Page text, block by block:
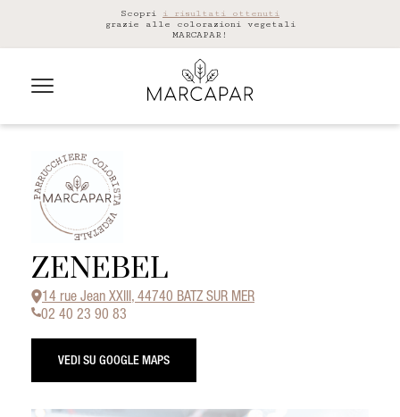
Scopri i risultati ottenuti
grazie alle colorazioni vegetali
MARCAPAR!
ZENEBEL
14 rue Jean XXIII, 44740 BATZ SUR MER
02 40 23 90 83
VEDI SU GOOGLE MAPS